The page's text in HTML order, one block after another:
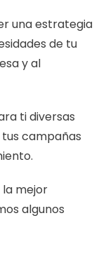
una estrategia
de tu
y al
ti diversas
campañas
la mejor
algunos